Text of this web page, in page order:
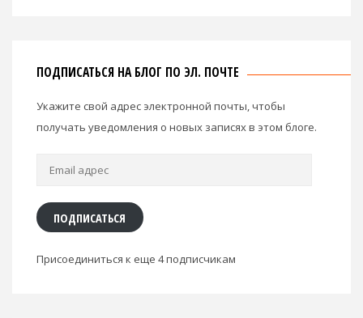
ПОДПИСАТЬСЯ НА БЛОГ ПО ЭЛ. ПОЧТЕ
Укажите свой адрес электронной почты, чтобы
получать уведомления о новых записях в этом блоге.
Email
ПОДПИСАТЬСЯ
Присоединиться к еще 4 подписчикам